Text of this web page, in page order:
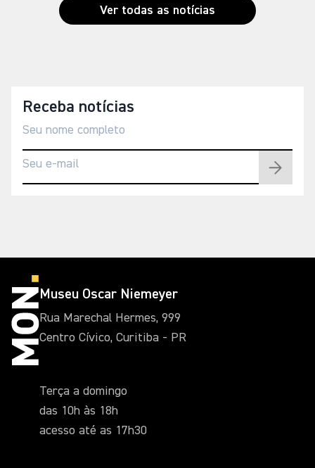
Ver todas as notícias
Receba notícias
Museu Oscar Niemeyer
Rua Marechal Hermes, 999
Centro Cívico, Curitiba - PR
Terça a domingo
das 10h às 18h
acesso até as 17h30